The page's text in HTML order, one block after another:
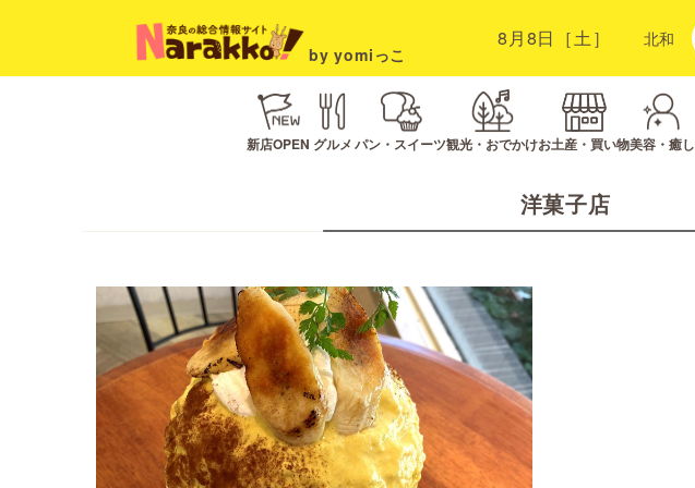
by yomiっこ
8月8日［土］ 北和
新店OPEN グルメ パン・スイーツ観光・おでかけお土産・買い物美容・癒し
洋菓子店